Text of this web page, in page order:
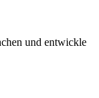
und entwickle